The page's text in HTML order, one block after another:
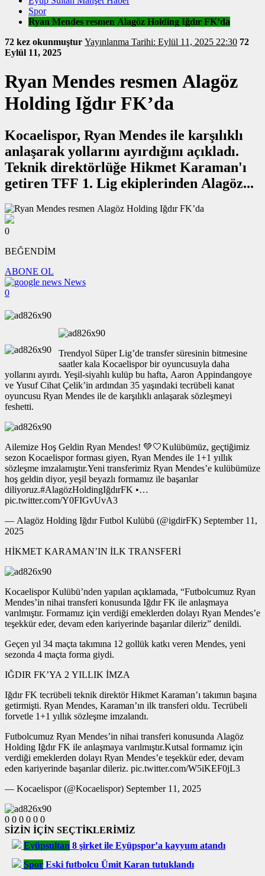
Spor
Ryan Mendes resmen Alagöz Holding Iğdır FK’da
72 kez okunmuştur
Yayınlanma Tarihi: Eylül 11, 2025 22:30 72
Eylül 11, 2025
Ryan Mendes resmen Alagöz
Holding Iğdır FK’da
Kocaelispor, Ryan Mendes ile karşılıklı
anlaşarak yollarını ayırdığını açıkladı.
Teknik direktörlüğe Hikmet Karaman'ı
getiren TFF 1. Lig ekiplerinden Alagöz...
0
BEĞENDİM
ABONE OL
News
0
Trendyol Süper Lig’de transfer süresinin bitmesine
saatler kala Kocaelispor bir oyuncusuyla daha
yollarını ayırdı. Yeşil-siyahlı kulüp bu hafta, Aaron Appindangoye
ve Yusuf Cihat Çelik’in ardından 35 yaşındaki tecrübeli kanat
oyuncusu Ryan Mendes ile de karşılıklı anlaşarak sözleşmeyi
feshetti.
Ailemize Hoş Geldin Ryan Mendes! 💚🤍Kulübümüz, geçtiğimiz
sezon Kocaelispor forması giyen, Ryan Mendes ile 1+1 yıllık
sözleşme imzalamıştır.Yeni transferimiz Ryan Mendes’e kulübümüze
hoş geldin diyor, yeşil beyazlı formamız ile başarılar
diliyoruz.#AlagözHoldingIğdırFK •…
pic.twitter.com/Y0FIGvUvA3
— Alagöz Holding Iğdır Futbol Kulübü (@igdirFK) September 11,
2025
HİKMET KARAMAN’IN İLK TRANSFERİ
Kocaelispor Kulübü’nden yapılan açıklamada, “Futbolcumuz Ryan
Mendes’in nihai transferi konusunda Iğdır FK ile anlaşmaya
varılmıştır. Formamız için verdiği emeklerden dolayı Ryan Mendes’e
teşekkür eder, devam eden kariyerinde başarılar dileriz” denildi.
Geçen yıl 34 maçta takımına 12 gollük katkı veren Mendes, yeni
sezonda 4 maçta forma giydi.
IĞDIR FK’YA 2 YILLIK İMZA
Iğdır FK tecrübeli teknik direktör Hikmet Karaman’ı takımın başına
getirmişti. Ryan Mendes, Karaman’ın ilk transferi oldu. Tecrübeli
forvetle 1+1 yıllık sözleşme imzalandı.
Futbolcumuz Ryan Mendes’in nihai transferi konusunda Alagöz
Holding Iğdır FK ile anlaşmaya varılmıştır.Kutsal formamız için
verdiği emeklerden dolayı Ryan Mendes’e teşekkür eder, devam
eden kariyerinde başarılar dileriz. pic.twitter.com/W5iKEF0jL3
— Kocaelispor (@Kocaelispor) September 11, 2025
0 0 0 0 0 0
SİZİN İÇİN SEÇTİKLERİMİZ
Eyüpsultan 8 şirket ile Eyüpspor’a kayyum atandı
Spor Eski futbolcu Ümit Karan tutuklandı